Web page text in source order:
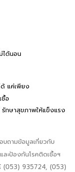
ได้นอน
ด้ แค่เพียง
อ
กษาสุขภาพให้แข็งแรง
บถามข้อมูลเกี่ยวกับ
ะป้องกันโรคติดเชื้อฯ
(053) 935724, (053)